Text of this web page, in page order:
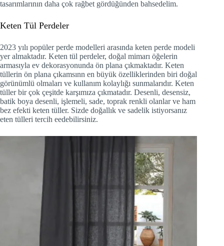
tasarımlarının daha çok rağbet gördüğünden bahsedelim.
Keten Tül Perdeler
2023 yılı popüler perde modelleri arasında keten perde modeli
yer almaktadır. Keten tül perdeler, doğal mimarı öğelerin
armasıyla ev dekorasyonunda ön plana çıkmaktadır. Keten
tüllerin ön plana çıkamsınn en büyük özelliklerinden biri doğal
görünümlü olmaları ve kullanım kolaylığı sunmalarıdır. Keten
tüller bir çok çeşitde karşımıza çıkmatadır. Desenli, desensiz,
batik boya desenli, işlemeli, sade, toprak renkli olanlar ve ham
bez efekti keten tüller. Sizde doğallık ve sadelik istiyorsanız
eten tülleri tercih eedebilirsiniz.